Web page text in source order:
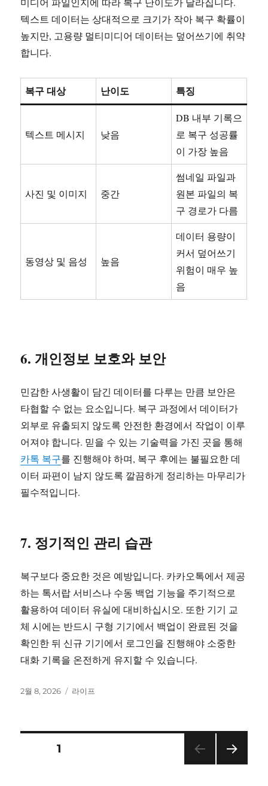
텍스트 데이터는 상대적으로 크기가 작아 복구 확률이
높지만, 고용량 멀티미디어 데이터는 덮어쓰기에 취약
합니다.
복구 대상 난이도 특징
텍스트 메시지 낮음
DB 내부 기록으
로 복구 성공률
이 가장 높음
사진 및 이미지 중간
썸네일 파일과
원본 파일의 복
구 경로가 다름
동영상 및 음성 높음
데이터 용량이
커서 덮어쓰기
위험이 매우 높
음
6. 개인정보 보호와 보안
민감한 사생활이 담긴 데이터를 다루는 만큼 보안은
타협할 수 없는 요소입니다. 복구 과정에서 데이터가
외부로 유출되지 않도록 안전한 환경에서 작업이 이루
어져야 합니다. 믿을 수 있는 기술력을 가진 곳을 통해
카톡 복구를 진행해야 하며, 복구 후에는 불필요한 데
이터 파편이 남지 않도록 깔끔하게 정리하는 마무리가
필수적입니다.
7. 정기적인 관리 습관
복구보다 중요한 것은 예방입니다. 카카오톡에서 제공
하는 톡서랍 서비스나 수동 백업 기능을 주기적으로
활용하여 데이터 유실에 대비하십시오. 또한 기기 교
체 시에는 반드시 구형 기기에서 백업이 완료된 것을
확인한 뒤 신규 기기에서 로그인을 진행해야 소중한
대화 기록을 온전하게 유지할 수 있습니다.
작
2월 8, 2026
카
라이프
페이지1